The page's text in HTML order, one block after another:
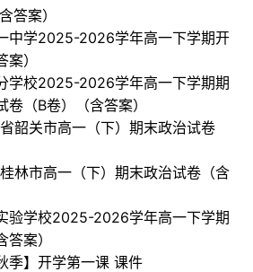
答案）
中学2025-2026学年高一下学期开
）
学校2025-2026学年高一下学期期
（B卷）（含答案）
韶关市高一（下）期末政治试卷
林市高一（下）期末政治试卷（含
验学校2025-2026学年高一下学期
案）
季】开学第一课 课件